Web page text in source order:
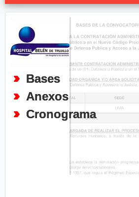
Bases
Anexos
Cronograma